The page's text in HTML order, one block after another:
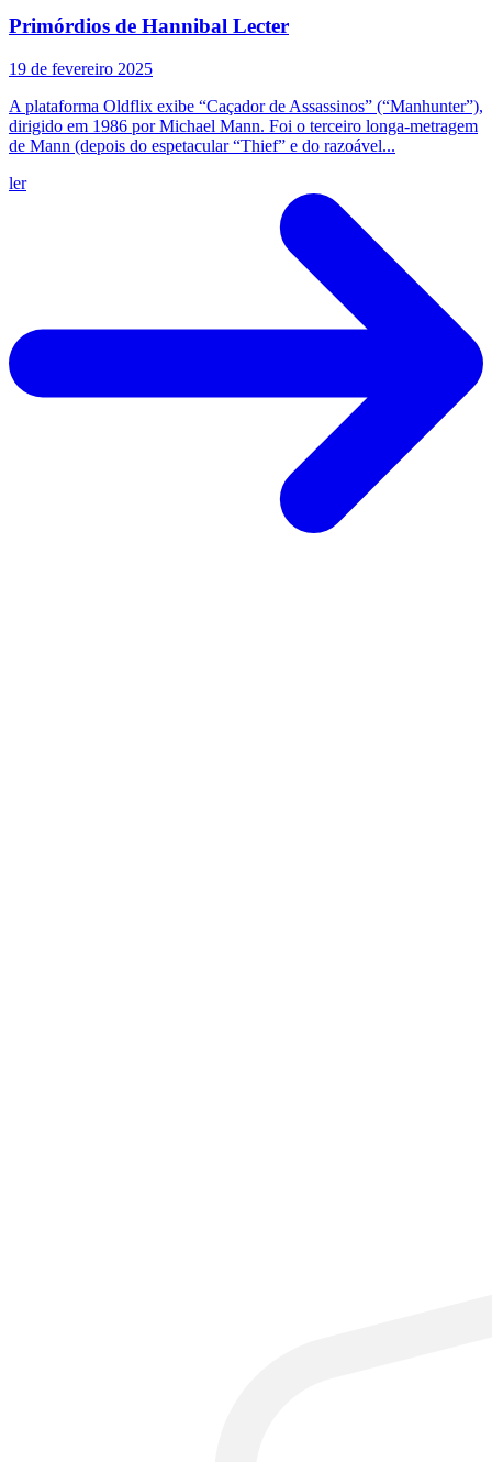
Primórdios de Hannibal Lecter
19 de fevereiro 2025
A plataforma Oldflix exibe “Caçador de Assassinos” (“Manhunter”),
dirigido em 1986 por Michael Mann. Foi o terceiro longa-metragem
de Mann (depois do espetacular “Thief” e do razoável...
ler